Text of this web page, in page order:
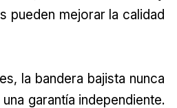
pueden mejorar la calidad
la bandera bajista nunca
garantía independiente.